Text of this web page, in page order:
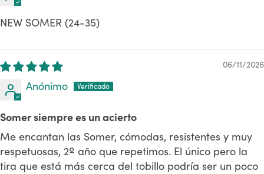
NEW SOMER (24-35)
06/11/2026
Anónimo
Somer siempre es un acierto
Me encantan las Somer, cómodas, resistentes y muy
respetuosas, 2º año que repetimos. El único pero la
tira que está más cerca del tobillo podría ser un poco